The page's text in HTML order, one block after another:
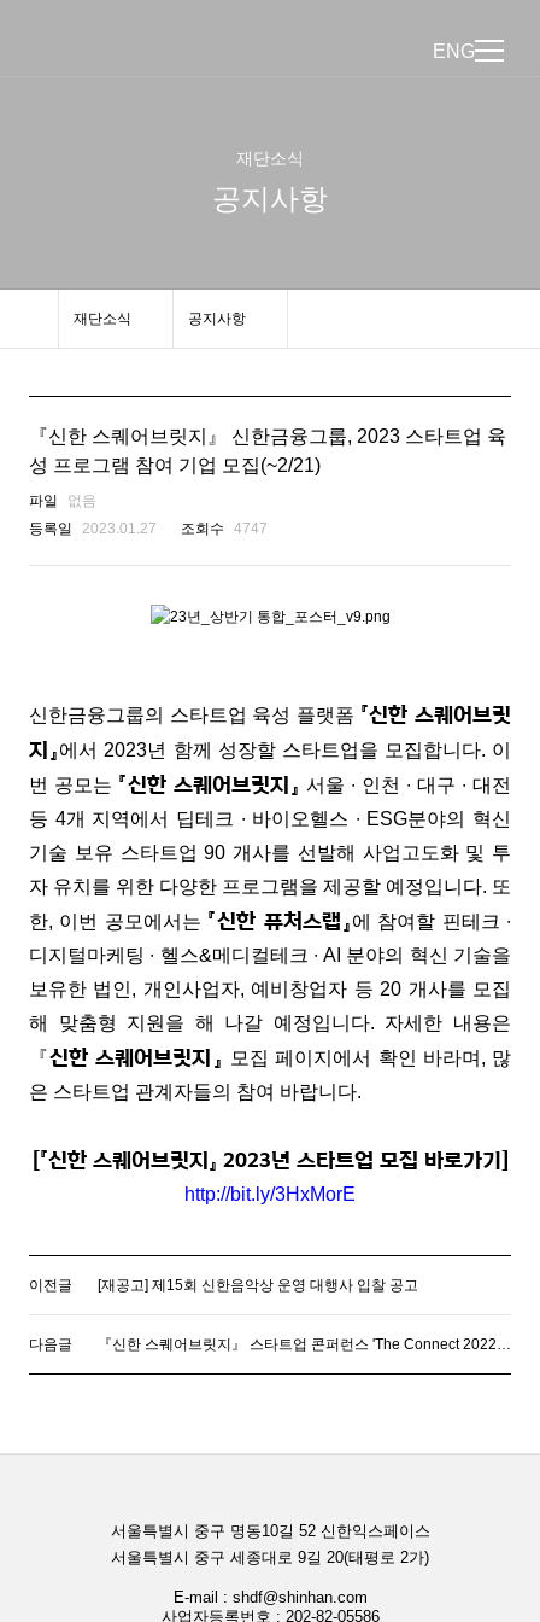
ENG
재단소식
공지사항
재단소식 공지사항
『신한 스퀘어브릿지』 신한금융그룹, 2023 스타트업 육
성 프로그램 참여 기업 모집(~2/21)
파일
없음
등록일
2023.01.27 조회수 4747
신한금융그룹의 스타트업 육성 플랫폼 『신한 스퀘어브릿
지』에서 2023년 함께 성장할 스타트업을 모집합니다. 이
번 공모는 『신한 스퀘어브릿지』 서울 ∙ 인천 ∙ 대구 ∙ 대전
등 4개 지역에서 딥테크 ∙ 바이오헬스 ∙ ESG분야의 혁신
기술 보유 스타트업 90 개사를 선발해 사업고도화 및 투
자 유치를 위한 다양한 프로그램을 제공할 예정입니다. 또
한, 이번 공모에서는 『신한 퓨처스랩』에 참여할 핀테크 ∙
디지털마케팅 ∙ 헬스&메디컬테크 ∙ AI 분야의 혁신 기술을
보유한 법인, 개인사업자, 예비창업자 등 20 개사를 모집
해 맞춤형 지원을 해 나갈 예정입니다. 자세한 내용은
『신한 스퀘어브릿지』
모집 페이지에서 확인 바라며, 많
은 스타트업 관계자들의 참여 바랍니다.
[『신한 스퀘어브릿지』 2023년 스타트업 모집 바로가기]
http://bit.ly/3HxMorE
이전글 [재공고] 제15회 신한음악상 운영 대행사 입찰 공고
다음글 『신한 스퀘어브릿지』 스타트업 콘퍼런스 'The Connect 2022' 개최 공고
서울특별시 중구 명동10길 52 신한익스페이스
서울특별시 중구 세종대로 9길 20(태평로 2가)
E-mail : shdf@shinhan.com
사업자등록번호 : 202-82-05586